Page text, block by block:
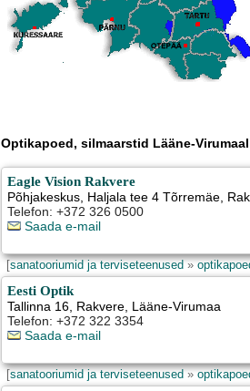
Optikapoed, silmaarstid Lääne-Virumaal
Eagle Vision Rakvere
Põhjakeskus, Haljala tee 4 Tõrremäe,
Telefon: +372 326 0500
Saada e-mail
[sanatooriumid ja terviseteenused»
Eesti Optik
Tallinna 16, Rakvere, Lääne-Virumaa
Telefon: +372 322 3354
Saada e-mail
[sanatooriumid ja terviseteenused»